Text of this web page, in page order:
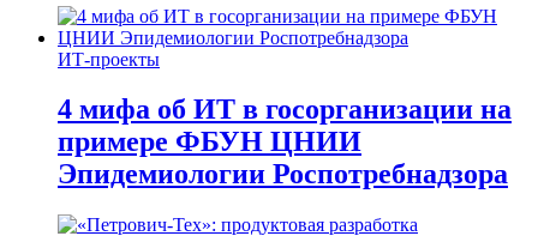
ИТ-проекты
4 мифа об ИТ в госорганизации на
примере ФБУН ЦНИИ
Эпидемиологии Роспотребнадзора